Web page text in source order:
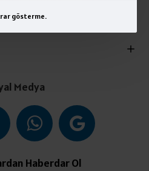
gösterme.
Medya
Haberdar Ol